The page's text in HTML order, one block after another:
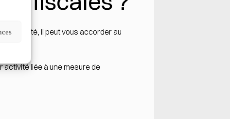
difficulté, il peut vous accorder au
liée à une mesure de